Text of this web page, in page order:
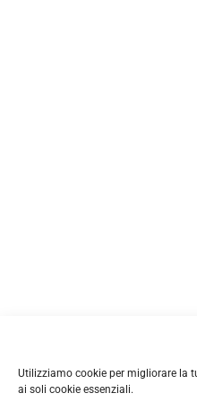
Utilizziamo cookie per migliorare la
ai soli cookie essenziali.